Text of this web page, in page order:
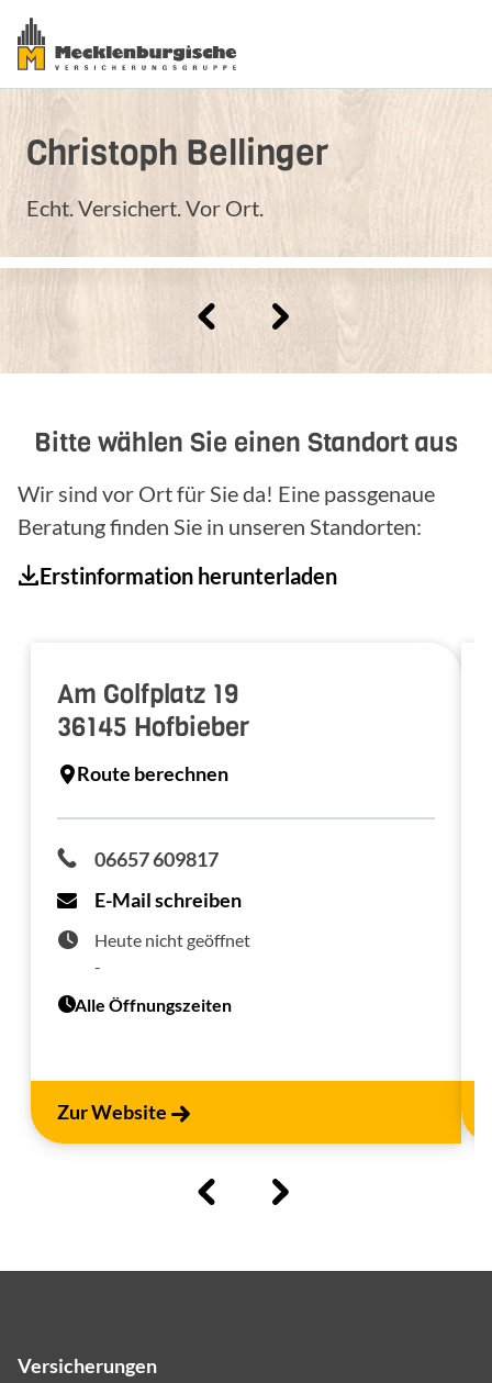
Christoph Bellinger
Echt. Versichert. Vor Ort.
Bitte wählen Sie einen Standort aus
Wir sind vor Ort für Sie da! Eine passgenaue
Beratung finden Sie in unseren Standorten:
Erstinformation herunterladen
Am Golfplatz 19
36145 Hofbieber
Route berechnen
06657 609817
E-Mail schreiben
Heute nicht geöffnet
-
Alle Öffnungszeiten
Zur Website
Versicherungen